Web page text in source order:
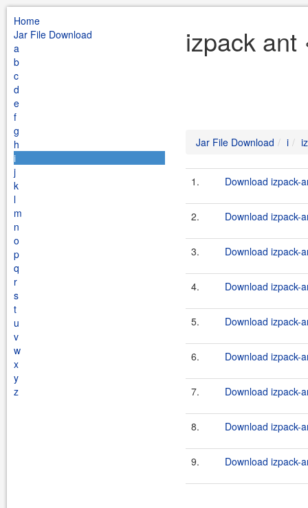
Home
Jar File Download
a
b
c
d
e
f
g
h
i
j
k
l
m
n
o
p
q
r
s
t
u
v
w
x
y
z
izpack ant
Jar File Download i
1. Download izpack-
2. Download izpack-
3. Download izpack-
4. Download izpack-
5. Download izpack-
6. Download izpack-
7. Download izpack-
8. Download izpack-
9. Download izpack-